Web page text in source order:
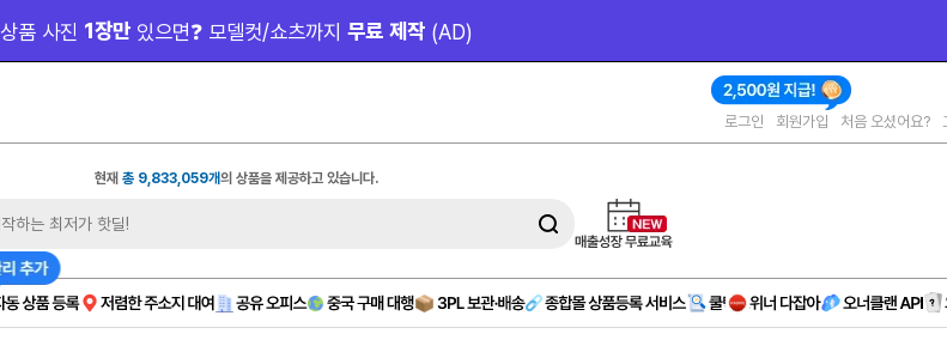
상품 사진 1장만 있으면❓ 모델컷/쇼츠까지 무료 제작 (AD)
로그인 회원가입 처음 오셨어요?
현재총 9,833,059개의 상품을 제공하고 있습니다.